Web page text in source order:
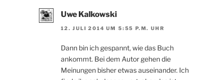
Uwe Kalkowski
12. JULI 2014 UM 5:55 P.M. UHR
Dann bin ich gespannt, wie das Buch
ankommt. Bei dem Autor gehen die
Meinungen bisher etwas auseinander. Ich